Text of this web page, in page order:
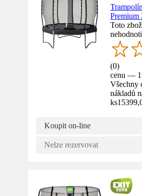
Premium
Toto
(0)
cenu —
Všechny
nákladů
ks
Koupit on-line
Nelze rezervovat